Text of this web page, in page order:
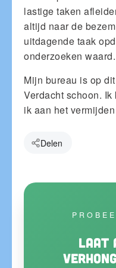
lastige taken
altijd naar de
uitdagende taak
onderzoeken waard.
Mijn bureau is op
Verdacht schoon.
ik aan het
Delen
Laat